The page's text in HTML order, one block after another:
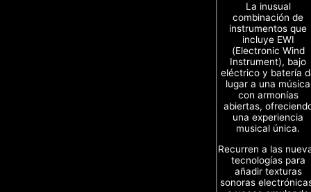
La inusual
combinación de
instrumentos que
incluye EWI
(Electronic Wind
Instrument), bajo
eléctrico y batería
lugar a una música
con armonías
abiertas,
una experiencia
musical única.
Recurren a las
tecnologías para
añadir texturas
sonoras